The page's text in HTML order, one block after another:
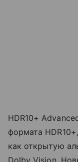
HDR10+
формата
как открытую